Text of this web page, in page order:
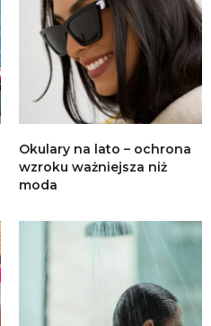
Okulary na lato – ochrona
wzroku ważniejsza niż
moda